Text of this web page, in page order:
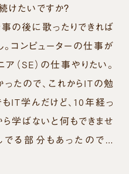
たいですか？
の後に歌ったりできれば
。コンピューターの仕事が
（SE）の仕事やりたい。
たので、これからITの勉
IT学んだけど、10年経っ
学ばないと何もできませ
る部分もあったので…